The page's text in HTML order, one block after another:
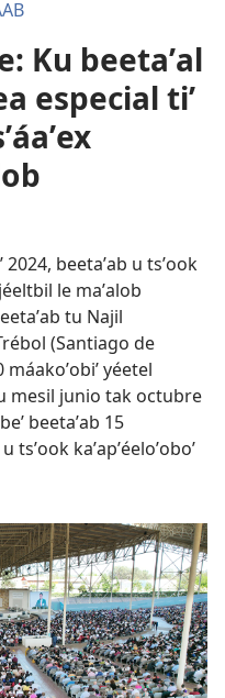
Ku beetaʼal
especial tiʼ
beetaʼab u tsʼook
le maʼalob
tu Najil
(Santiago de
máakoʼobiʼ yéetel
mesil junio tak octubre
beetaʼab 15
tsʼook kaʼapʼéeloʼoboʼ